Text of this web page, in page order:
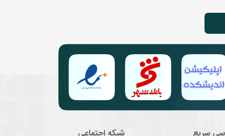
سریع شبکه اجتماعی